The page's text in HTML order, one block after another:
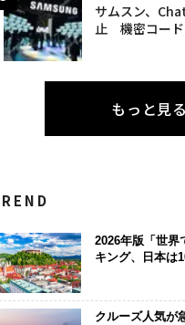
サムスン、
止 機密コー
もっと見る
2026年版「世界
キング、日本は
クルーズ人気が